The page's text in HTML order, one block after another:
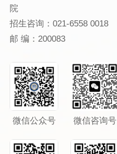
院
招生咨询：021-6558 0018
邮 编：200083
微信公众号 微信咨询号